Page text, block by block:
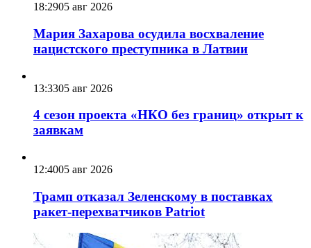
18:2905 авг 2026
Мария Захарова осудила восхваление
нацистского преступника в Латвии
13:3305 авг 2026
4 сезон проекта «НКО без границ» открыт к
заявкам
12:4005 авг 2026
Трамп отказал Зеленскому в поставках
ракет-перехватчиков Patriot